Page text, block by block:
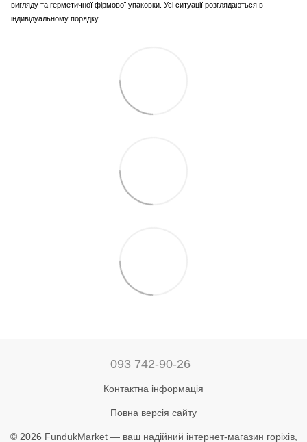
вигляду та герметичної фірмової упаковки. Усі ситуації розглядаються в
індивідуальному порядку.
093 742-90-26
Контактна інформація
Повна версія сайту
© 2026 FundukMarket — ваш надійний інтернет-магазин горіхів,